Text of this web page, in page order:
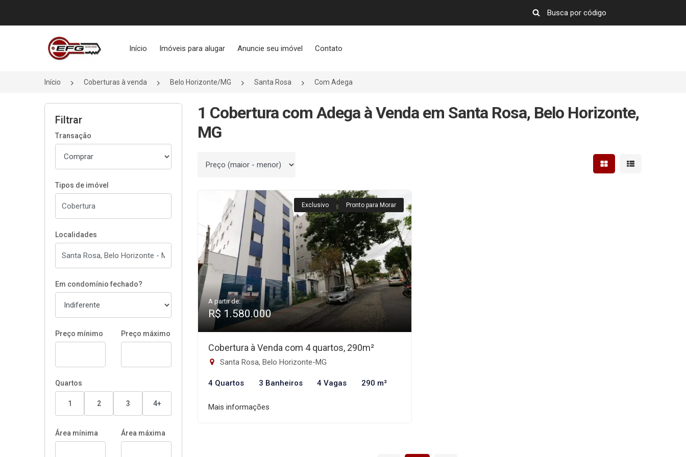
Página inicial
Início Imóveis para alugar Anuncie seu imóvel Contato
Início Coberturas à venda Belo Horizonte/MG Santa Rosa Com Adega
Filtrar
Transação
Tipos de imóvel
Localidades
Em condomínio fechado?
Preço mínimo Preço máximo
Quartos
1 2 3 4+
Área mínima Área máxima
1 Cobertura com Adega à Venda em Santa Rosa, Belo Horizonte,
MG
Ordenar por Mostrar resultados em
Mostrar
Exclusivo Pronto para Morar
A partir de:
R$ 1.580.000
Cobertura à Venda com 4 quartos, 290m²
Santa Rosa, Belo Horizonte-MG
4 Quartos 3 Banheiros 4 Vagas 290 m²
Mais informações